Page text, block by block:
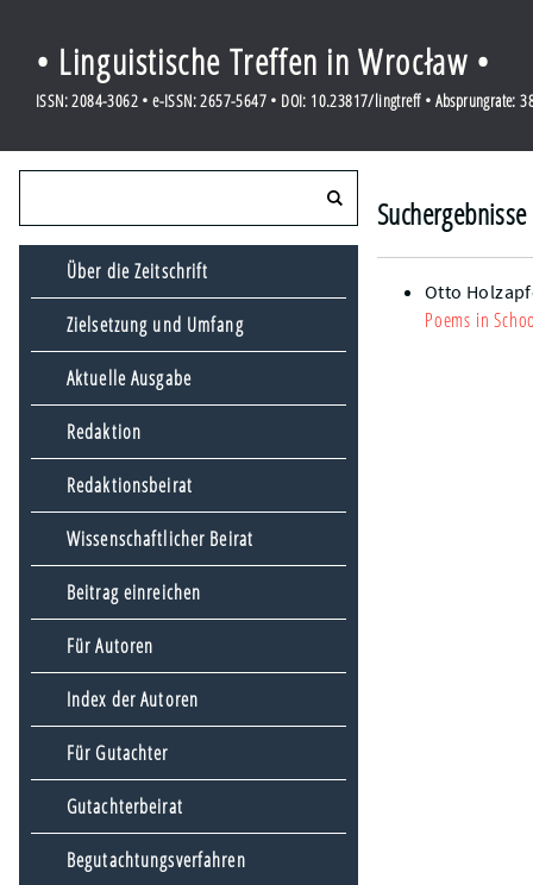
• Linguistische Treffen in Wrocław •
ISSN: 2084-3062 • e-ISSN: 2657-5647 • DOI: 10.23817/lingtreff • Absprungrate:
Über die Zeitschrift
Zielsetzung und Umfang
Aktuelle Ausgabe
Redaktion
Redaktionsbeirat
Wissenschaftlicher Beirat
Beitrag einreichen
Für Autoren
Index der Autoren
Für Gutachter
Gutachterbeirat
Begutachtungsverfahren
Otto
Poems in